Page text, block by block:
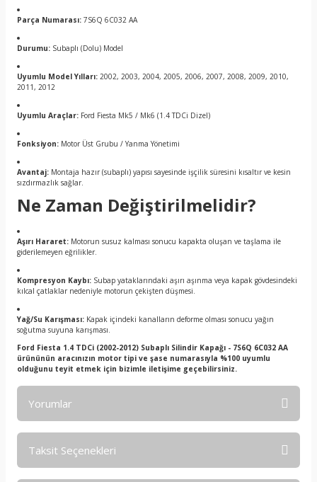
Parça Numarası: 7S6Q 6C032 AA
Durumu: Subaplı (Dolu) Model
Uyumlu Model Yılları: 2002, 2003, 2004, 2005, 2006, 2007, 2008, 2009, 2010,
2011, 2012
Uyumlu Araçlar: Ford Fiesta Mk5 / Mk6 (1.4 TDCi Dizel)
Fonksiyon: Motor Üst Grubu / Yanma Yönetimi
Avantaj: Montaja hazır (subaplı) yapısı sayesinde işçilik süresini kısaltır ve kesin
sızdırmazlık sağlar.
Ne Zaman Değiştirilmelidir?
Aşırı Hararet: Motorun susuz kalması sonucu kapakta oluşan ve taşlama ile
giderilemeyen eğrilikler.
Kompresyon Kaybı: Subap yataklarındaki aşırı aşınma veya kapak gövdesindeki
kılcal çatlaklar nedeniyle motorun çekişten düşmesi.
Yağ/Su Karışması: Kapak içindeki kanalların deforme olması sonucu yağın
soğutma suyuna karışması.
Ford Fiesta 1.4 TDCi (2002-2012) Subaplı Silindir Kapağı - 7S6Q 6C032 AA
ürününün aracınızın motor tipi ve şase numarasıyla %100 uyumlu
olduğunu teyit etmek için bizimle iletişime geçebilirsiniz.
Yorumlar
Taksit Seçenekleri